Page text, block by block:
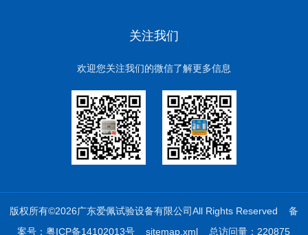
关注我们
欢迎您关注我们的微信了解更多信息
版权所有©2026广东爱佩试验设备有限公司All Rights Reserved 备
案号：粤ICP备14102013号
sitemap.xml 总访问量：220875